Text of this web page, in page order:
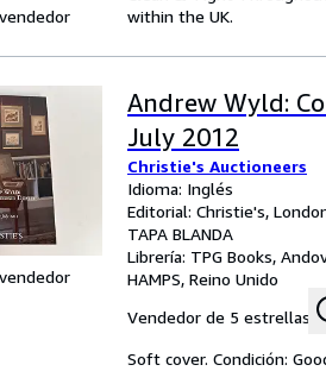
within the UK.
Andrew Wyld:
July 2012
Christie's Auctioneers
Idioma: Inglés
Editorial: Christie's,
TAPA BLANDA
Librería: TPG Books,
HAMPS, Reino Unido
Vendedor de 5 estrellas
Soft cover. Condición: